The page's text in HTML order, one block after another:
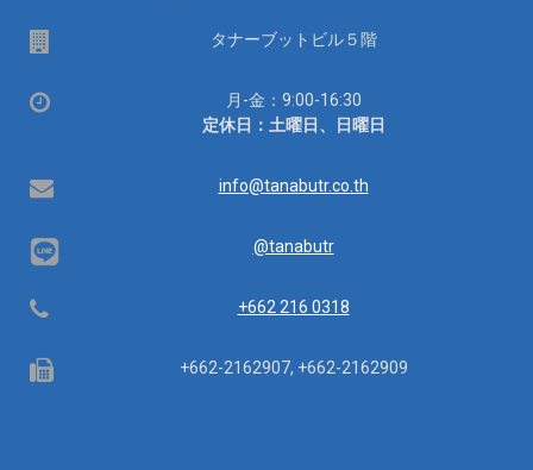
タナーブットビル５階
営
月-金：9:00-16:30
定休日：土曜日、日曜日
Email info@tanabutr.co.th
@tanabutr
Telephone +662 216 0318
Fax +662-2162907, +662-2162909